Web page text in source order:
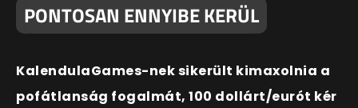
PONTOSAN ENNYIBE KERÜL
KalendulaGames-nek sikerült kimaxolnia a
pofátlanság fogalmát, 100 dollárt/eurót kér